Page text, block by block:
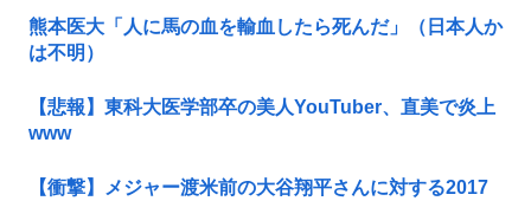
熊本医大「人に馬の血を輸血したら死んだ」（日本人か
は不明）
【悲報】東科大医学部卒の美人YouTuber、直美で炎上
www
【衝撃】メジャー渡米前の大谷翔平さんに対する2017